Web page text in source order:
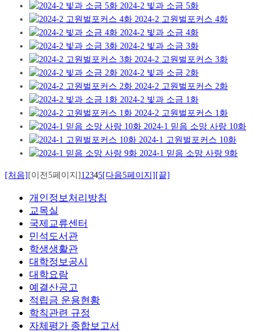
2024-2 빛과 소금 5화
2024-2 고원벌포커스 4화
2024-2 빛과 소금 4화
2024-2 빛과 소금 3화
2024-2 고원벌포커스 3화
2024-2 빛과 소금 2화
2024-2 고원벌포커스 2화
2024-2 빛과 소금 1화
2024-2 고원벌포커스 1화
2024-1 믿음 소망 사랑 10화
2024-1 고원벌포커스 10화
2024-1 믿음 소망 사랑 9화
[처음][이전5페이지]1 2345[다음5페이지][끝]
개인정보처리방침
교목실
국제교류센터
민석도서관
학생생활관
대학정보공시
대학요람
예결산공고
적립금 운용현황
학칙관련 규정
자체평가 종합보고서